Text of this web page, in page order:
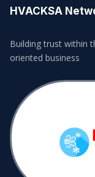
HVACKSA
Building trust within
oriented business